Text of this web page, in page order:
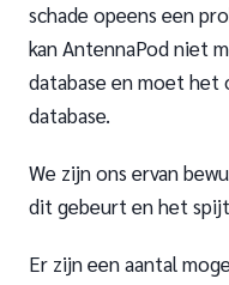
schade opeens een
kan AntennaPod niet
database en moet het
database.
We zijn ons ervan
dit gebeurt en het
Er zijn een aantal